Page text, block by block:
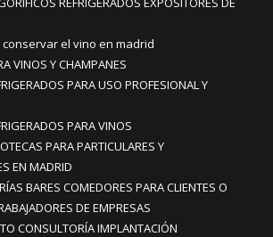
el vino en madrid
VINOS Y CHAMPANES
PARA USO PROFESIONAL Y
PARA VINOS
PARA PARTICULARES Y
EN MADRID
BARES COMEDORES PARA CLIENTES O
DE EMPRESAS
CONSULTORÍA IMPLANTACIÓN